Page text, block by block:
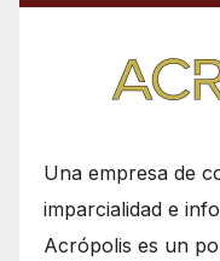
Una empresa de
imparcialidad e
Acrópolis es un